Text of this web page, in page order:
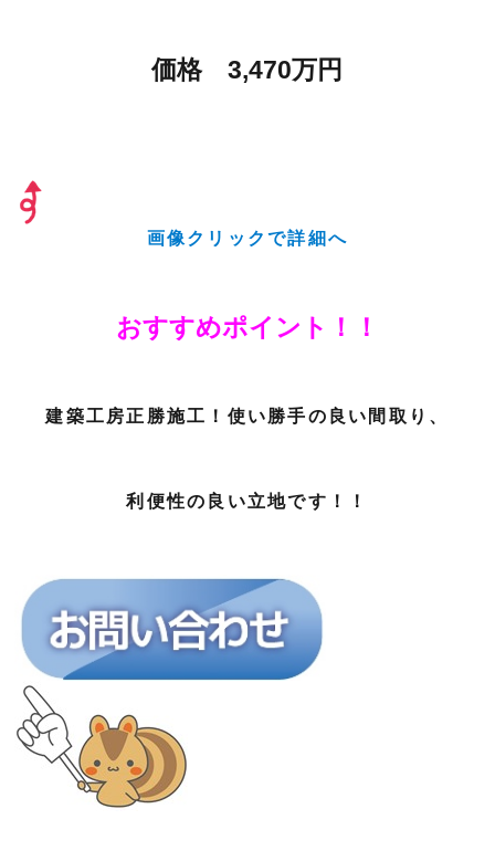
価格 3,470万円
画像クリックで詳細へ
おすすめポイント！！
建築工房正勝施工！使い勝手の良い間取り、
利便性の良い立地です！！